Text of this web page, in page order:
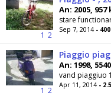
1 2
An: 2005, 957
stare
Sep 7, 2014 -
1 2
An: 1998,
vand piaggiuo
Apr 11, 2014 -